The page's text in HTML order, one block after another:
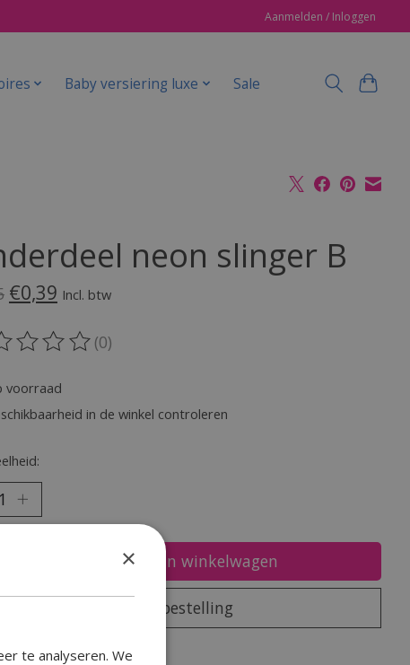
Aanmelden / Inloggen
Baby versiering luxe Sale
neon slinger B
€0,39 Incl. btw
van dit product is
(0)
voorraad
in de winkel controleren
Toevoegen aan winkelwagen
Plaats bestelling
om te vergelijken
×
te analyseren. We